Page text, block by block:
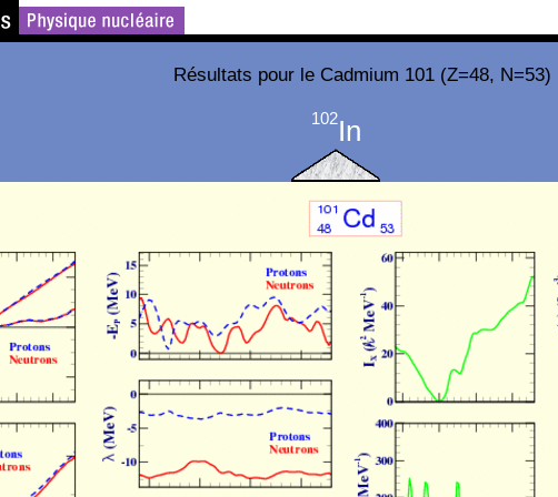
Résultats pour le Cadmium 101 (Z=48, N=53)
102In